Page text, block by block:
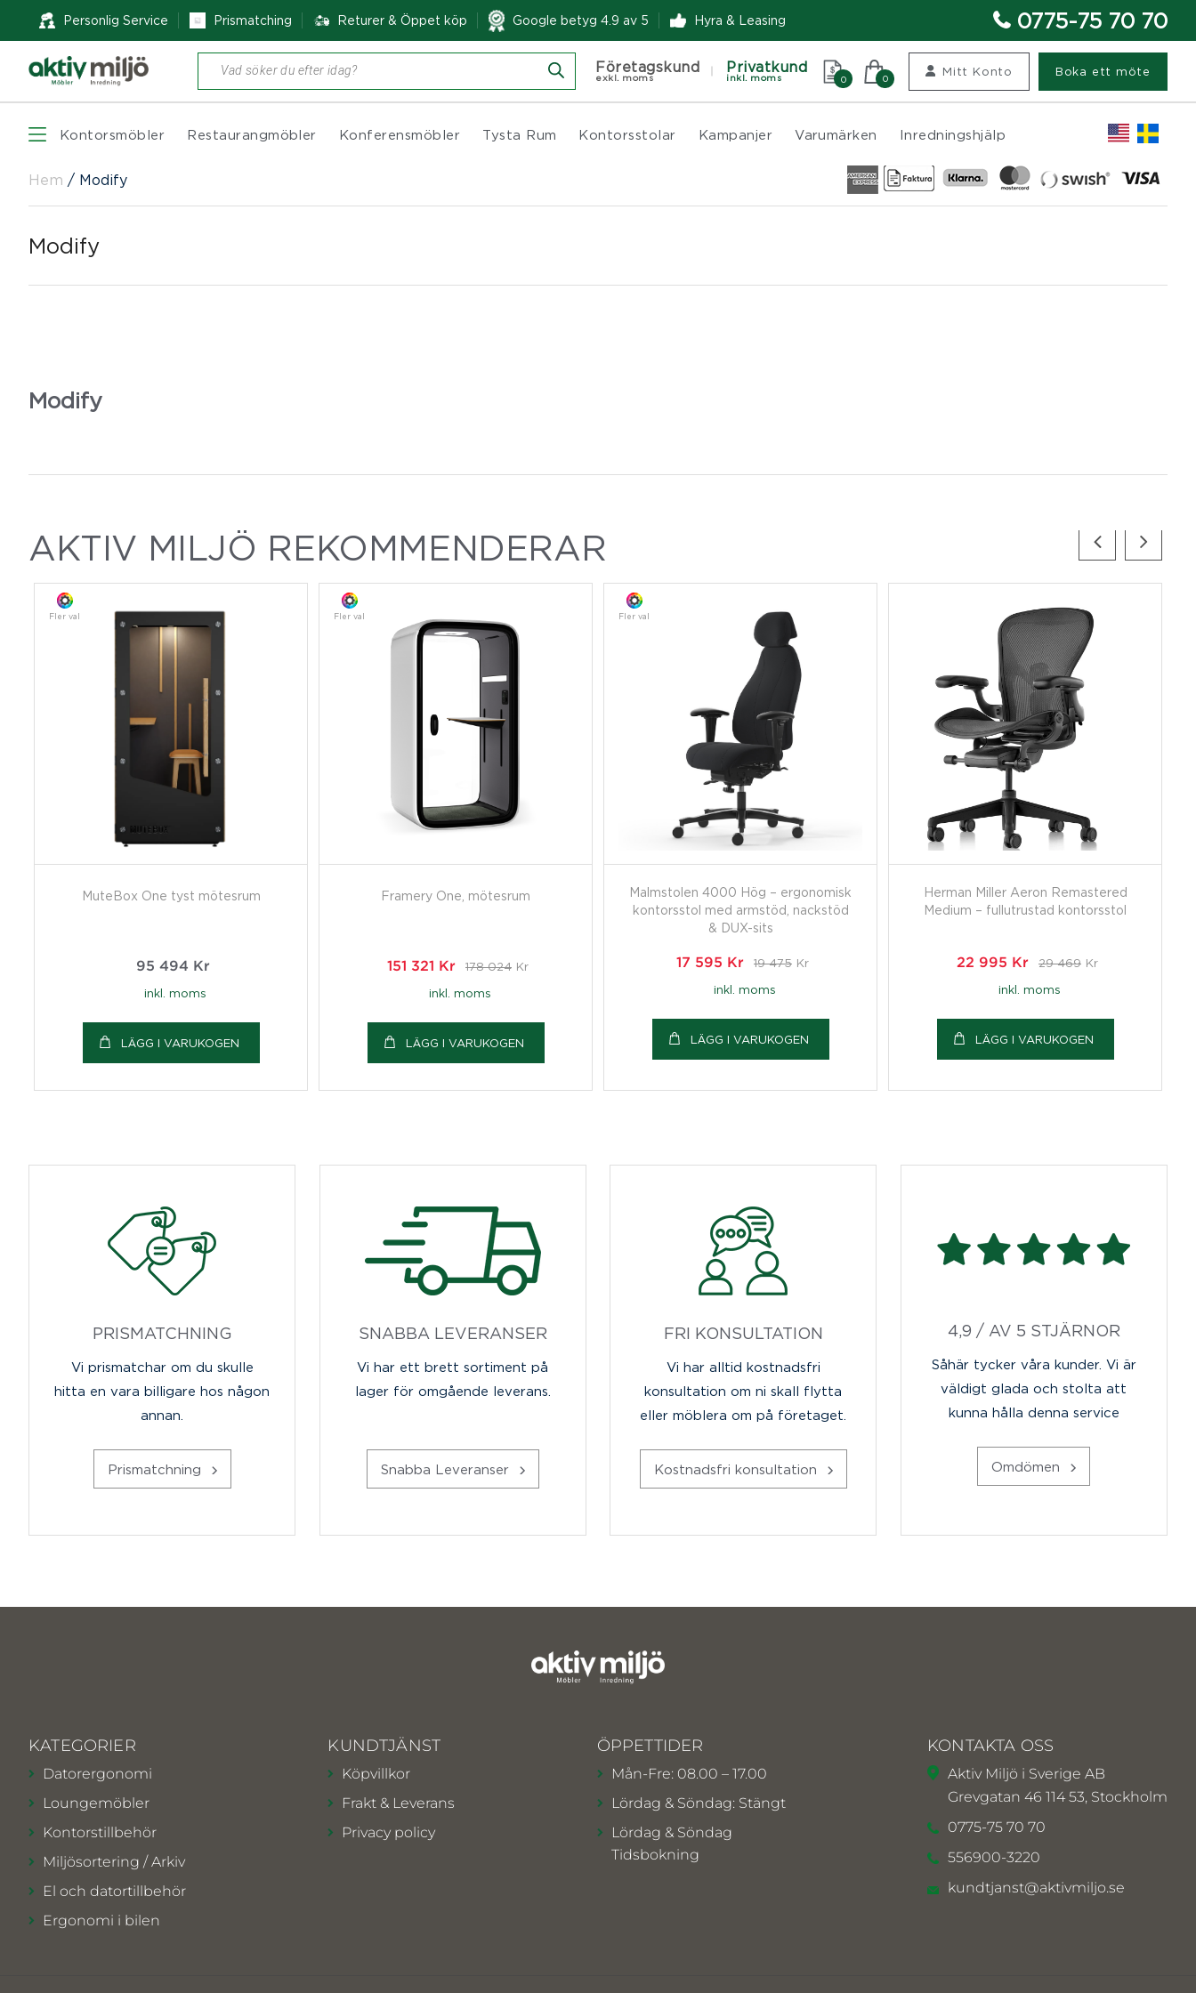
Personlig Service Prismatching Returer & Öppet köp Google betyg 4.9 av 5 Hyra & Leasing 0775-75 70 70
Produktsökning Företagskund
exkl. moms
Privatkund
inkl. moms 0 0
Mitt Konto Boka ett möte
Kontorsmöbler Restaurangmöbler Konferensmöbler Tysta Rum Kontorsstolar Kampanjer Varumärken Inredningshjälp
Hem / Modify
Modify
Modify
AKTIV MILJÖ REKOMMENDERAR
Fler val
MuteBox One tyst mötesrum
95 494 Kr
inkl. moms
LÄGG I VARUKOGEN
Fler val
Framery One, mötesrum
151 321 Kr 178 024 Kr
inkl. moms
LÄGG I VARUKOGEN
Fler val
Malmstolen 4000 Hög – ergonomisk
kontorsstol med armstöd, nackstöd
& DUX-sits
17 595 Kr 19 475 Kr
inkl. moms
LÄGG I VARUKOGEN
Herman Miller Aeron Remastered
Medium – fullutrustad kontorsstol
22 995 Kr 29 469 Kr
inkl. moms
LÄGG I VARUKOGEN
PRISMATCHNING
Vi prismatchar om du skulle
hitta en vara billigare hos någon
annan.
Prismatchning
SNABBA LEVERANSER
Vi har ett brett sortiment på
lager för omgående leverans.
Snabba Leveranser
FRI KONSULTATION
Vi har alltid kostnadsfri
konsultation om ni skall flytta
eller möblera om på företaget.
Kostnadsfri konsultation
4,9 / AV 5 STJÄRNOR
Såhär tycker våra kunder. Vi är
väldigt glada och stolta att
kunna hålla denna service
Omdömen
KATEGORIER
Datorergonomi
Loungemöbler
Kontorstillbehör
Miljösortering / Arkiv
El och datortillbehör
Ergonomi i bilen
KUNDTJÄNST
Köpvillkor
Frakt & Leverans
Privacy policy
ÖPPETTIDER
Mån-Fre: 08.00 – 17.00
Lördag & Söndag: Stängt
Lördag & Söndag
Tidsbokning
KONTAKTA OSS
Aktiv Miljö i Sverige AB
Grevgatan 46 114 53, Stockholm
0775-75 70 70
556900-3220
kundtjanst@aktivmiljo.se